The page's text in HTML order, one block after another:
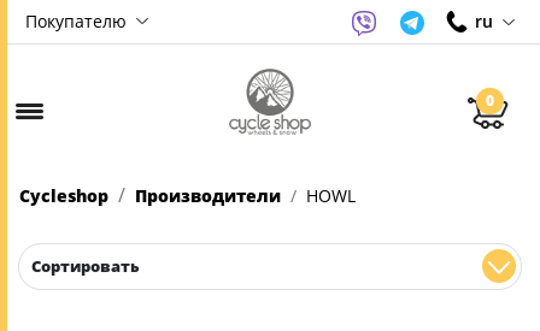
Покупателю ru
0
Cycleshop Производители HOWL
Сортировать